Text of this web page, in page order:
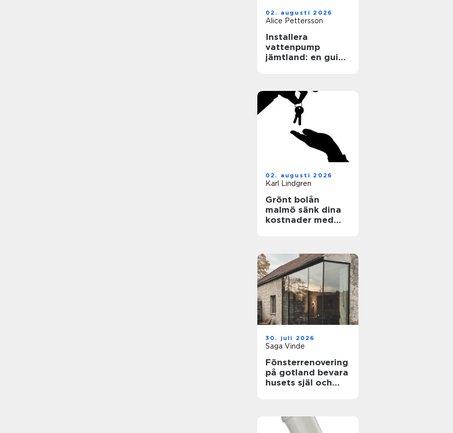
02. augusti 2026
Alice Pettersson
Installera
vattenpump
jämtland: en guide
02. augusti 2026
Karl Lindgren
Grönt bolån
malmö sänk dina
kostnader med
30. juli 2026
Saga Vinde
Fönsterrenovering
på gotland bevara
husets själ och